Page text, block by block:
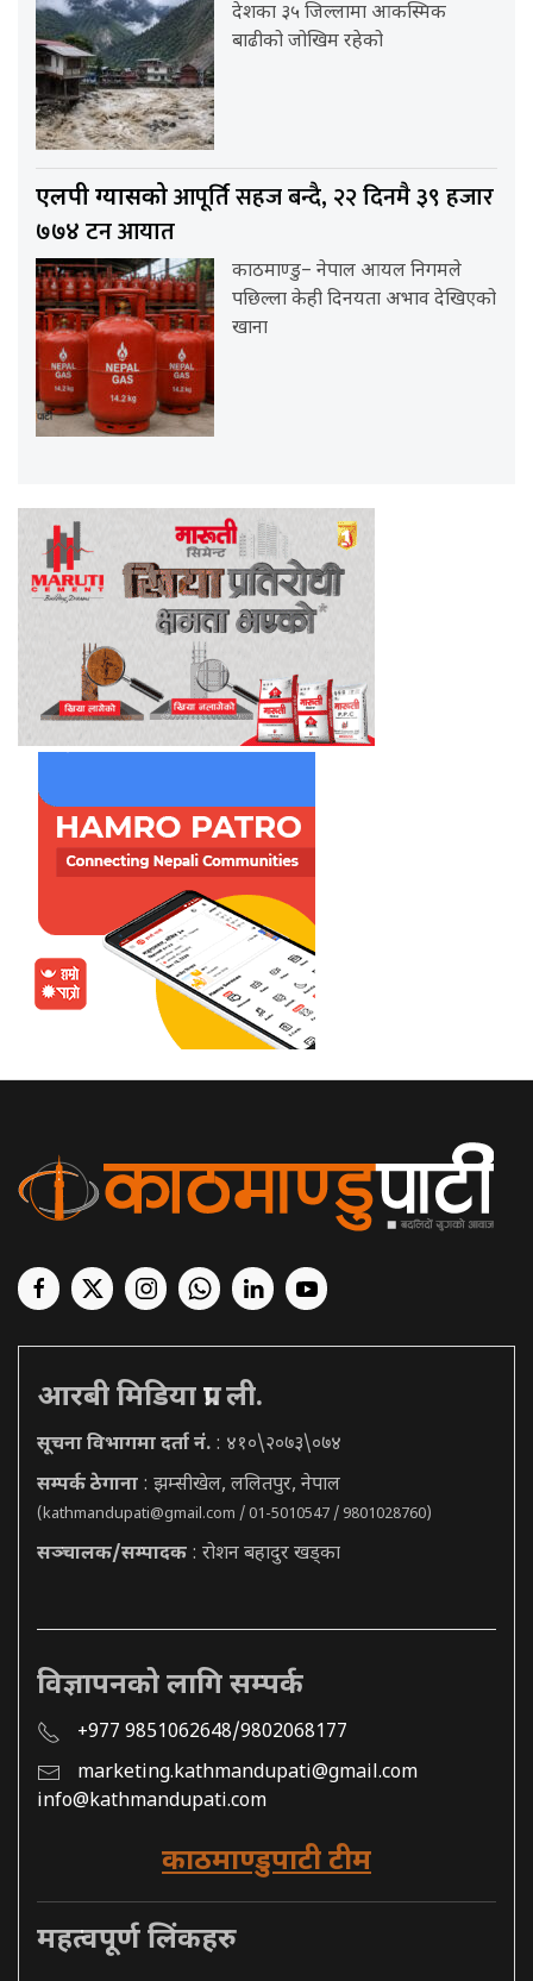
देशका ३५ जिल्लामा आकस्मिक
बाढीको जोखिम रहेको
एलपी ग्यासकोआपूर्ति सहज बन्दै, २२ दिनमै ३९ हजार
७७४ टन आयात
काठमाण्डु– नेपाल आयल निगमले
पछिल्ला केही दिनयता अभाव देखिएको
खाना
आरबी मिडिया प्रा. ली.
सूचना विभागमा दर्ता नं. : ४१०\२०७३\०७४
सम्पर्क ठेगाना : झम्सीखेल, ललितपुर, नेपाल
(kathmandupati@gmail.com / 01-5010547 / 9801028760)
सञ्चालक/सम्पादक : रोशन बहादुर खड्का
विज्ञापनको लागि सम्पर्क
+977 9851062648/9802068177
marketing.kathmandupati@gmail.com
info@kathmandupati.com
काठमाण्डुपाटी टीम
महत्वपूर्ण लिंकहरु